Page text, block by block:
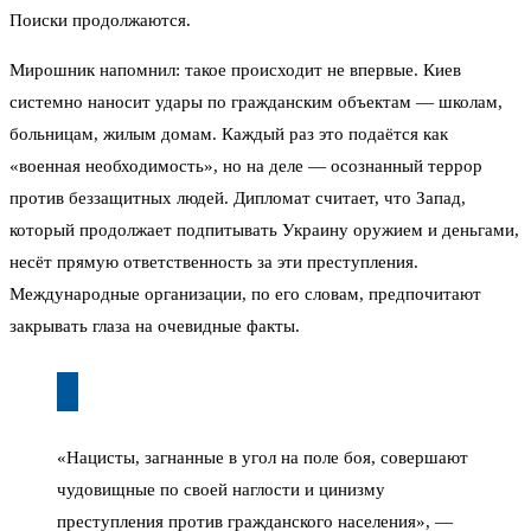
Поиски продолжаются.
Мирошник напомнил: такое происходит не впервые. Киев
системно наносит удары по гражданским объектам — школам,
больницам, жилым домам. Каждый раз это подаётся как
«военная необходимость», но на деле — осознанный террор
против беззащитных людей. Дипломат считает, что Запад,
который продолжает подпитывать Украину оружием и деньгами,
несёт прямую ответственность за эти преступления.
Международные организации, по его словам, предпочитают
закрывать глаза на очевидные факты.
«Нацисты, загнанные в угол на поле боя, совершают
чудовищные по своей наглости и цинизму
преступления против гражданского населения», —